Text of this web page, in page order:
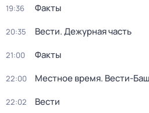
19:36 Факты
20:35 Вести. Дежурная часть
21:00 Факты
22:00 Местное время. Вести-
22:02 Вести